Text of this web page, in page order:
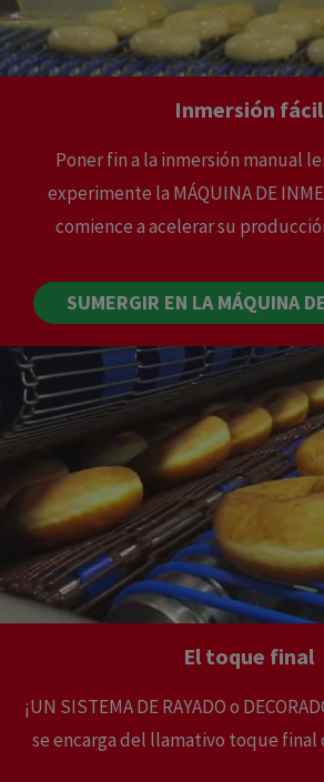
Inmersión fácil
Poner fin a la inmersión manual
experimente la MÁQUINA DE
comience a acelerar su
SUMERGIR EN LA MÁQUINA
El toque final
¡UN SISTEMA DE RAYADO o
se encarga del llamativo toque final